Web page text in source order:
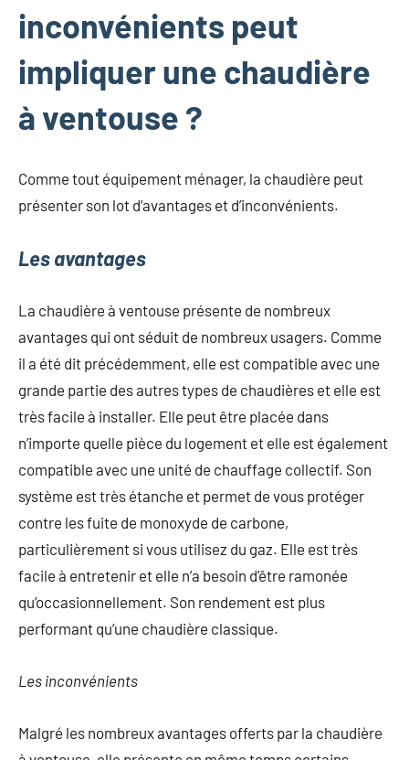
inconvénients peut
impliquer une chaudière
à ventouse ?
Comme tout équipement ménager, la chaudière peut
présenter son lot d’avantages et d’inconvénients.
Les avantages
La chaudière à ventouse présente de nombreux
avantages qui ont séduit de nombreux usagers. Comme
il a été dit précédemment, elle est compatible avec une
grande partie des autres types de chaudières et elle est
très facile à installer. Elle peut être placée dans
n’importe quelle pièce du logement et elle est également
compatible avec une unité de chauffage collectif. Son
système est très étanche et permet de vous protéger
contre les fuite de monoxyde de carbone,
particulièrement si vous utilisez du gaz. Elle est très
facile à entretenir et elle n’a besoin d’être ramonée
qu’occasionnellement. Son rendement est plus
performant qu’une chaudière classique.
Les inconvénients
Malgré les nombreux avantages offerts par la chaudière